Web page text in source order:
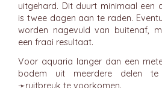
uitgehard. Dit duurt minimaal een
is twee dagen aan te raden.
worden nagevuld van buitenaf,
een fraai resultaat.
Voor aquaria langer dan een
bodem uit meerdere delen
➛ruitbreuk te voorkomen.